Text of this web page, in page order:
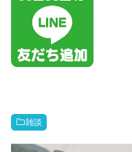
雑談